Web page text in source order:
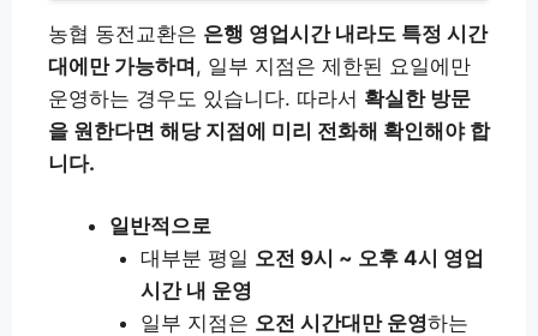
농협 동전교환은 은행 영업시간 내라도 특정 시간
대에만 가능하며, 일부 지점은 제한된 요일에만
운영하는 경우도 있습니다. 따라서 확실한 방문
을 원한다면 해당 지점에 미리 전화해 확인해야 합
니다.
일반적으로
대부분 평일 오전 9시 ~ 오후 4시 영업
시간 내 운영
일부 지점은 오전 시간대만 운영하는